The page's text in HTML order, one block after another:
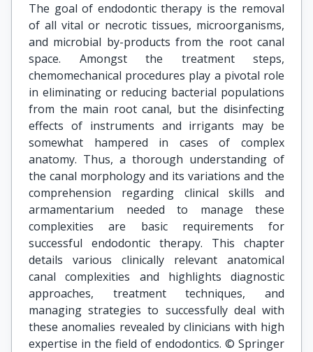
The goal of endodontic therapy is the removal
of all vital or necrotic tissues, microorganisms,
and microbial by-products from the root canal
space. Amongst the treatment steps,
chemomechanical procedures play a pivotal role
in eliminating or reducing bacterial populations
from the main root canal, but the disinfecting
effects of instruments and irrigants may be
somewhat hampered in cases of complex
anatomy. Thus, a thorough understanding of
the canal morphology and its variations and the
comprehension regarding clinical skills and
armamentarium needed to manage these
complexities are basic requirements for
successful endodontic therapy. This chapter
details various clinically relevant anatomical
canal complexities and highlights diagnostic
approaches, treatment techniques, and
managing strategies to successfully deal with
these anomalies revealed by clinicians with high
expertise in the field of endodontics. © Springer